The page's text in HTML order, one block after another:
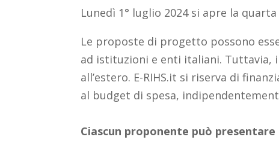
Lunedì 1° luglio 2024 si apre la
Le proposte di progetto possono
ad istituzioni e enti italiani. Tuttavia,
all’estero. E-RIHS.it si riserva di
al budget di spesa,
Ciascun proponente può